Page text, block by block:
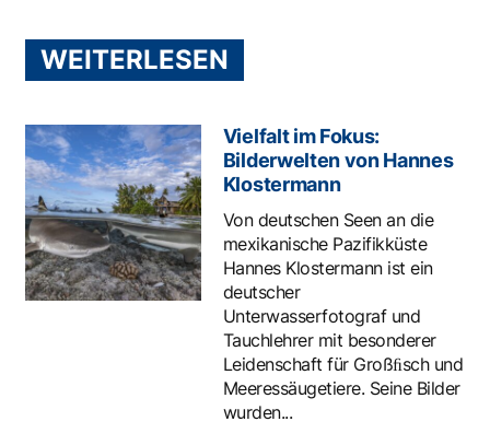
WEITERLESEN
Vielfalt im Fokus:
Bilderwelten von Hannes
Klostermann
Von deutschen Seen an die
mexikanische Pazifikküste
Hannes Klostermann ist ein
deutscher
Unterwasserfotograf und
Tauchlehrer mit besonderer
Leidenschaft für Großﬁsch und
Meeressäugetiere. Seine Bilder
wurden...